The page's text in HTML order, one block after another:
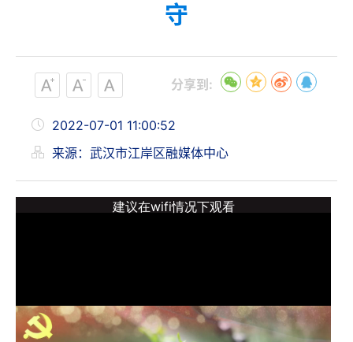
守
分享到:
2022-07-01 11:00:52
来源：武汉市江岸区融媒体中心